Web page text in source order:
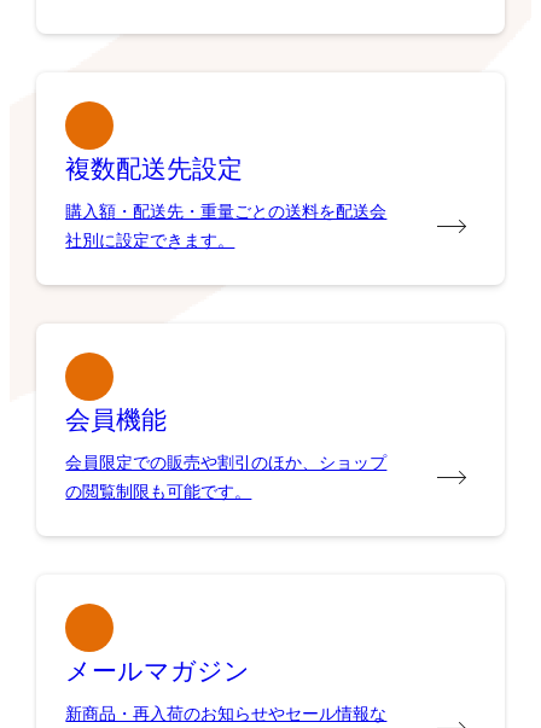
複数配送先設定
購入額・配送先・重量ごとの送料を配送会
社別に設定できます。
会員機能
会員限定での販売や割引のほか、ショップ
の閲覧制限も可能です。
メールマガジン
新商品・再入荷のお知らせやセール情報な